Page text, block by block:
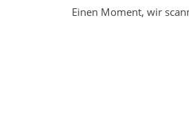
Einen Moment, wir